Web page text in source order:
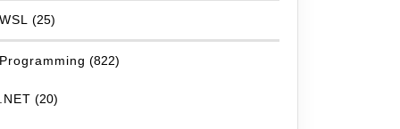
WSL (25)
Programming (822)
.NET (20)